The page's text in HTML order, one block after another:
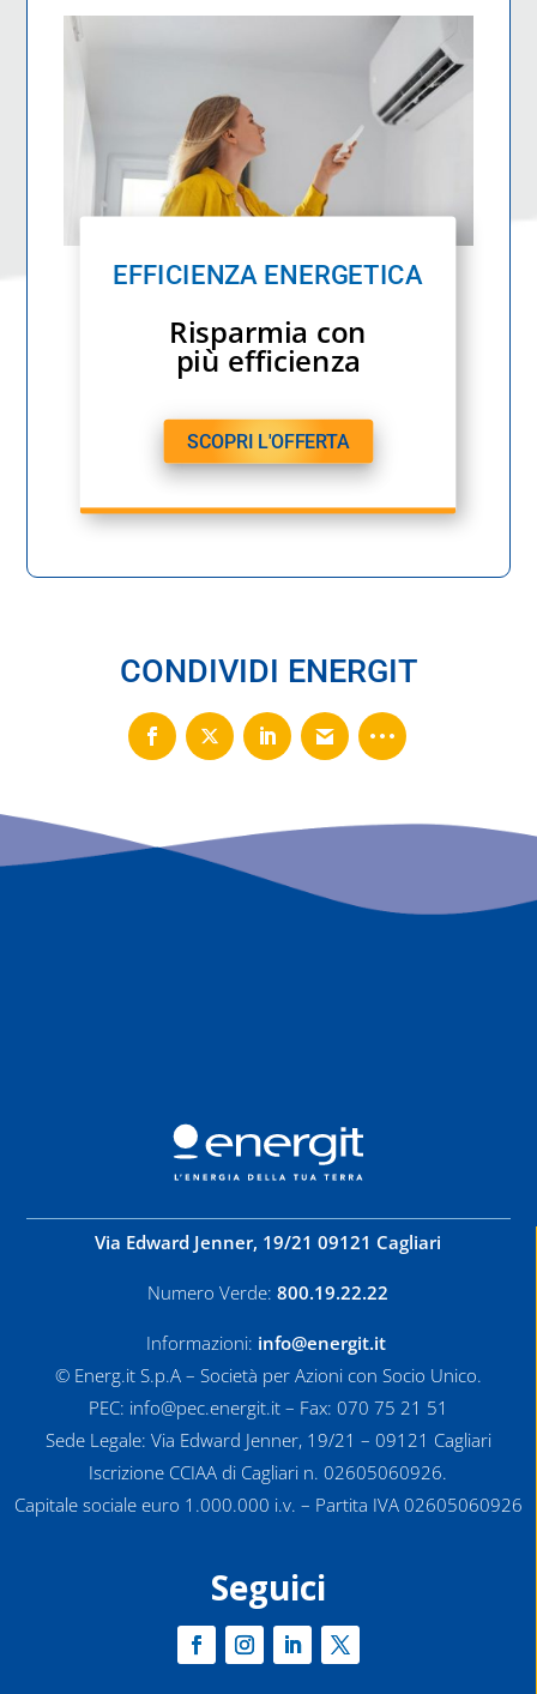
EFFICIENZA ENERGETICA
Risparmia con
più efficienza
SCOPRI L'OFFERTA
CONDIVIDI ENERGIT
Via Edward Jenner, 19/21 09121 Cagliari
Numero Verde: 800.19.22.22
Informazioni: info@energit.it
© Energ.it S.p.A – Società per Azioni con Socio Unico.
PEC: info@pec.energit.it – Fax: 070 75 21 51
Sede Legale: Via Edward Jenner, 19/21 – 09121 Cagliari
Iscrizione CCIAA di Cagliari n. 02605060926.
Capitale sociale euro 1.000.000 i.v. – Partita IVA 02605060926
Seguici